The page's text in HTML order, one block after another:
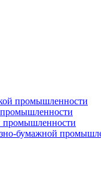
промышленности
промышленности
бумажной